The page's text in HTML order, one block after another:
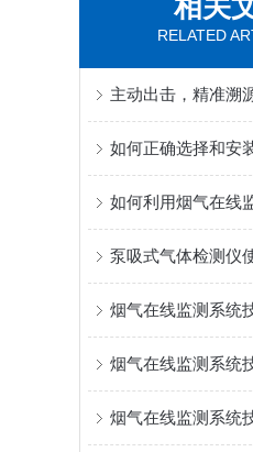
相关
RELATED
烟气在线监测系统
烟气在线监测系统